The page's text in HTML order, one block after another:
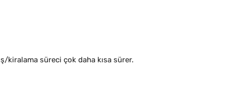
kiralama süreci çok daha kısa sürer.